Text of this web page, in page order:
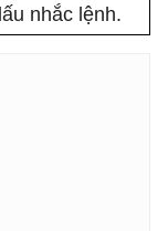
nhắc lệnh.